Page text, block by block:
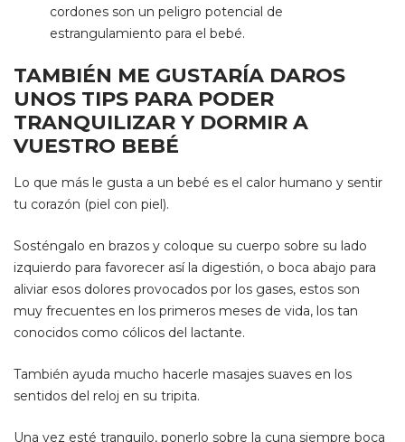
cordones son un peligro potencial de
estrangulamiento para el bebé.
TAMBIÉN ME GUSTARÍA DAROS
UNOS TIPS PARA PODER
TRANQUILIZAR Y DORMIR A
VUESTRO BEBÉ
Lo que más le gusta a un bebé es el calor humano y sentir
tu corazón (piel con piel).
Sosténgalo en brazos y coloque su cuerpo sobre su lado
izquierdo para favorecer así la digestión, o boca abajo para
aliviar esos dolores provocados por los gases, estos son
muy frecuentes en los primeros meses de vida, los tan
conocidos como cólicos del lactante.
También ayuda mucho hacerle masajes suaves en los
sentidos del reloj en su tripita.
Una vez esté tranquilo, ponerlo sobre la cuna siempre boca